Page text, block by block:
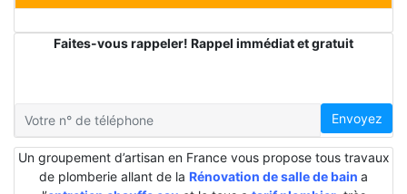
Faites-vous rappeler! Rappel immédiat et gratuit
Envoyez
Un groupement d’artisan en France vous propose tous travaux
de plomberie allant de la Rénovation de salle de bain a